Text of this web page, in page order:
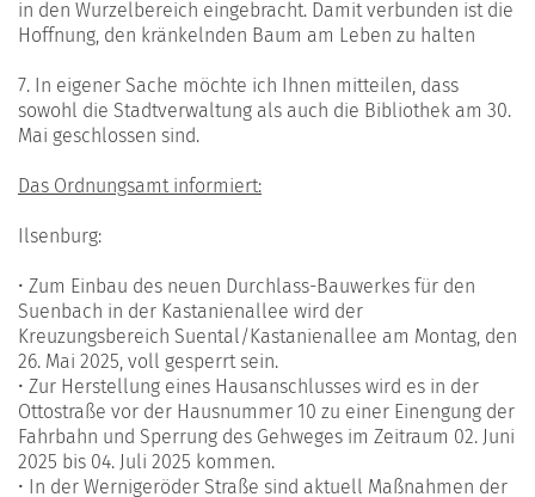
in den Wurzelbereich eingebracht. Damit verbunden ist die
Hoffnung, den kränkelnden Baum am Leben zu halten
7. In eigener Sache möchte ich Ihnen mitteilen, dass
sowohl die Stadtverwaltung als auch die Bibliothek am 30.
Mai geschlossen sind.
Das Ordnungsamt informiert:
Ilsenburg:
• Zum Einbau des neuen Durchlass-Bauwerkes für den
Suenbach in der Kastanienallee wird der
Kreuzungsbereich Suental/Kastanienallee am Montag, den
26. Mai 2025, voll gesperrt sein.
• Zur Herstellung eines Hausanschlusses wird es in der
Ottostraße vor der Hausnummer 10 zu einer Einengung der
Fahrbahn und Sperrung des Gehweges im Zeitraum 02. Juni
2025 bis 04. Juli 2025 kommen.
• In der Wernigeröder Straße sind aktuell Maßnahmen der